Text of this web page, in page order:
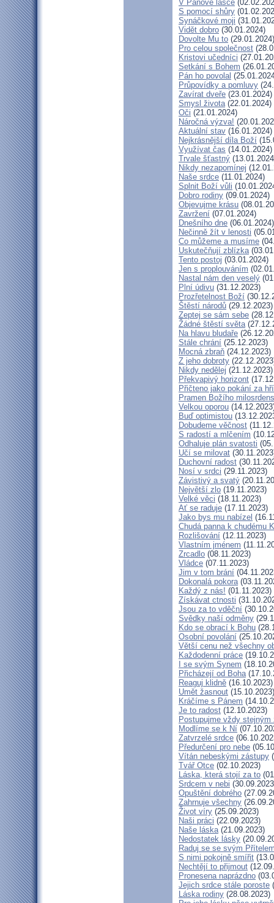
V Pánově lásce
S pomocí shůry
Synáčkové moji
Vidět dobro (30.01.2024)
Dovolte Mu to (29.01.2024)
Pro celou společnost
Kristovi učedníci
Setkání s Bohem
Pán ho povolal
Průpovídky a pomluvy
Zavírat dveře (23.01.2024)
Smysl života(22.01.2024)
Oči (21.01.2024)
Náročná výzva!
Aktuální stav (16.01.2024)
Nejkrásnější díla Boží
Využívat čas (14.01.2024)
Trvale šťastný
Nikdy nezapomínej
Naše srdce (11.01.2024)
Splnit Boží vůli
Dobro rodiny (09.01.2024)
Objevujme krásu
Zavržení (07.01.2024)
Dnešního dne (06.01.2024)
Nečinně žít v lenosti
Co můžeme a musíme
Uskutečňují zblízka
Tento postoj (03.01.2024)
Jen s proplouváním
Nastal nám den veselý
Plní údivu (31.12.2023)
Prozřetelnost Boží
Štěstí národů (29.12.2023)
Zeptej se sám sebe
Žádné štěstí světa
Na hlavu bludaře
Stále chrání (25.12.2023)
Mocná zbraň (24.12.2023)
Z jeho dobroty
Nikdy nedělej (21.12.2023)
Překvapivý horizont
Přičteno jako pokání za
Pramen Božího
Velkou oporou
Buď optimistou
Dobudeme věčnost
S radostí a mlčením
Odhaluje plán svatosti
Učí se milovat
Duchovní radost
Nosí v srdci (29.11.2023)
Závistivý a svatý
Největší zlo (19.11.2023)
Velké věci (18.11.2023)
Ať se raduje (17.11.2023)
Jako bys mu nabízel
Chudá panna k chudému
Rozlišování (12.11.2023)
Vlastním jménem
Zrcadlo (08.11.2023)
Vládce (07.11.2023)
Jim v tom brání
Dokonalá pokora
Každý z nás! (01.11.2023)
Získávat ctnosti
Jsou za to vděční
Svědky naší odměny
Kdo se obrací k Bohu
Osobní povolání
Větší cenu než všechny
Každodenní práce
I se svým Synem
Přicházejí od Boha
Reaguj klidně (16.10.2023)
Umět žasnout (15.10.2023)
Kráčíme s Pánem
Je to radost (12.10.2023)
Postupujme vždy stejným
Modlíme se k Ní
Zatvrzelé srdce
Předurčení pro nebe
Vítán nebeskými zástupy
Tvář Otce (02.10.2023)
Láska, která stojí za to
Srdcem v nebi
Opuštění dobrého
Zahrnuje všechny
Život víry (25.09.2023)
Naši práci (22.09.2023)
Naše láska(21.09.2023)
Nedostatek lásky
Raduj se se svým
S nimi pokojně smířit
Nechtějí to přijmout
Pronesena naprázdno
Jejich srdce stále poroste
Láska rodiny (28.08.2023)